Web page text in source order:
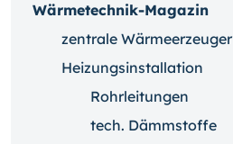
Wärmetechnik-Magazin
zentrale Wärmeerzeuger
Heizungsinstallation
Rohrleitungen
tech. Dämmstoffe